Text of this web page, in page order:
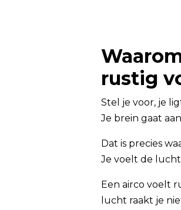
rustig
Stel je voor, je
Je brein gaat
Dat is precies
Je voelt de
Een airco voelt
lucht raakt je